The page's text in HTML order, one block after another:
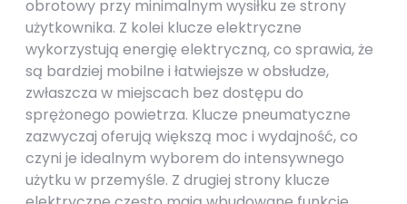
obrotowy przy minimalnym wysiłku ze strony
użytkownika. Z kolei klucze elektryczne
wykorzystują energię elektryczną, co sprawia, że
są bardziej mobilne i łatwiejsze w obsłudze,
zwłaszcza w miejscach bez dostępu do
sprężonego powietrza. Klucze pneumatyczne
zazwyczaj oferują większą moc i wydajność, co
czyni je idealnym wyborem do intensywnego
użytku w przemyśle. Z drugiej strony klucze